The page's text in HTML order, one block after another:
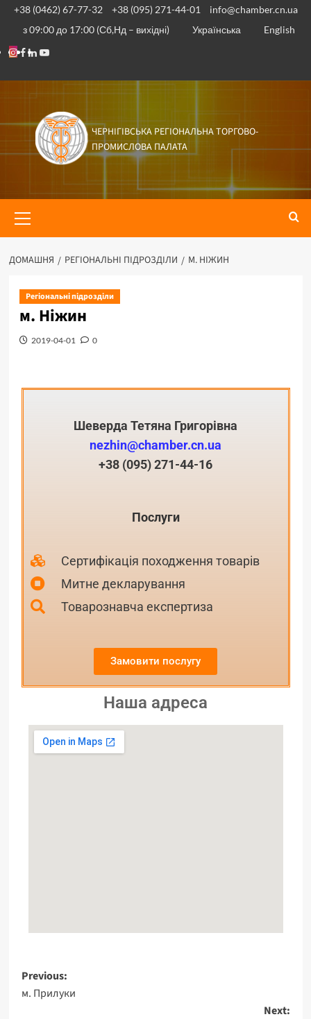
+38 (0462) 67-77-32 +38 (095) 271-44-01
info@chamber.cn.ua
з 09:00 до 17:00 (Сб,Нд – вихідні)
Українська English
ЧЕРНІГІВСЬКА РЕГІОНАЛЬНА ТОРГОВО-
ПРОМИСЛОВА ПАЛАТА
ДОМАШНЯ РЕГІОНАЛЬНІ ПІДРОЗДІЛИ М. НІЖИН
Регіональні підрозділи
м. Ніжин
2019-04-01 0
Шеверда Тетяна Григорівна
nezhin@chamber.cn.ua
+38 (095) 271-44-16
Послуги
Сертифікація походження товарів
Митне декларування
Товарознавча експертиза
Замовити послугу
Наша адреса
Previous:
м. Прилуки
Next: